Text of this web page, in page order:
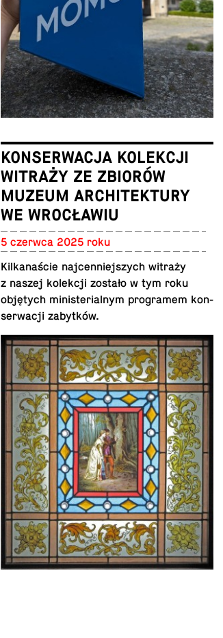
KONSERWACJA KOLEKCJI
WITRAŻY ZE ZBIORÓW
MUZEUM ARCHITEKTURY
WE WROCŁAWIU
5 czerwca 2025 roku
Kilkanaście na­j­cen­niejszych witraży
z naszej kolekcji zostało w tym roku
objętych min­is­te­ri­al­nym pro­gramem kon­
serwacji zabytków.